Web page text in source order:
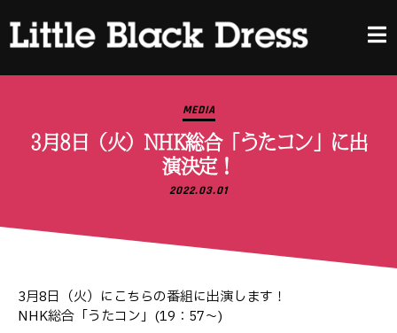
MEDIA
3月8日（火）NHK総合「うたコン」に出
演決定！
2022.03.01
3月8日（火）にこちらの番組に出演します！
NHK総合「うたコン」(19：57〜)